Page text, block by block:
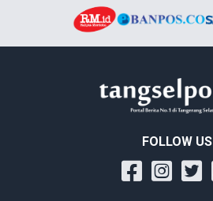
FOLLOW US